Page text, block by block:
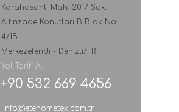
Karahasanlı Mah. 2017 Sok.
Altınzade Konutları B Blok No:
4/1B
Merkezefendi - Denizli/TR
Yol Tarifi Al
+90 532 669 4656
info@etehometex.com.tr